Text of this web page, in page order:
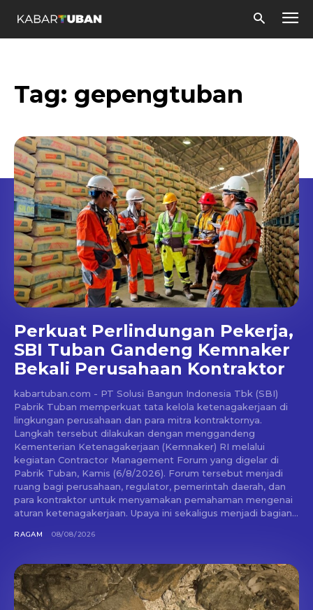
Tag: gepengtuban
Perkuat Perlindungan Pekerja,
SBI Tuban Gandeng Kemnaker
Bekali Perusahaan Kontraktor
kabartuban.com - PT Solusi Bangun Indonesia Tbk (SBI)
Pabrik Tuban memperkuat tata kelola ketenagakerjaan di
lingkungan perusahaan dan para mitra kontraktornya.
Langkah tersebut dilakukan dengan menggandeng
Kementerian Ketenagakerjaan (Kemnaker) RI melalui
kegiatan Contractor Management Forum yang digelar di
Pabrik Tuban, Kamis (6/8/2026). Forum tersebut menjadi
ruang bagi perusahaan, regulator, pemerintah daerah, dan
para kontraktor untuk menyamakan pemahaman mengenai
aturan ketenagakerjaan. Upaya ini sekaligus menjadi bagian...
RAGAM 08/08/2026